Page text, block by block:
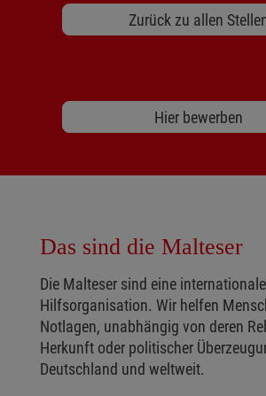
Zurück zu allen
Hier bewerben
Das sind die Malteser
Die Malteser sind eine
Hilfsorganisation. Wir helfen
Notlagen, unabhängig von deren
Herkunft oder politischer
Deutschland und weltweit.